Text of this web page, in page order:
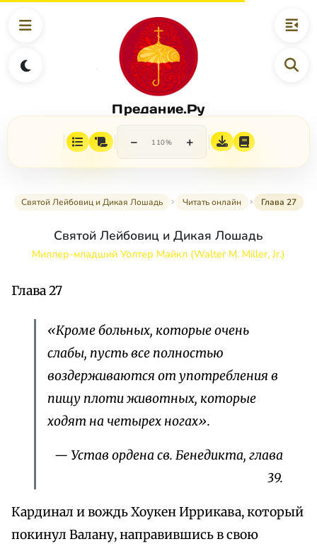
Предание.Ру
− 110% +
Святой Лейбовиц и Дикая Лошадь Читать онлайн Глава 27
Святой Лейбовиц и Дикая Лошадь
Миллер-младший Уолтер Майкл (Walter M. Miller, Jr.)
Глава 27
«Кроме больных, которые очень
слабы, пусть все полностью
воздерживаются от употребления в
пищу плоти животных, которые
ходят на четырех ногах».
— Устав ордена св. Бенедикта, глава
39.
Кардинал и вождь Хоукен Иррикава, который
покинул Валану, направившись в свою